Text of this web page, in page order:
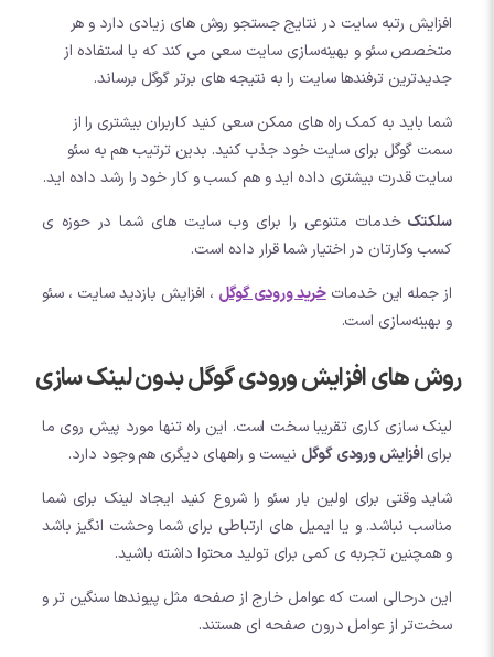
افزایش رتبه سایت در نتایج جستجو روش های زیادی دارد و هر
متخصص سئو و بهینه‌سازی سایت سعی می کند که با استفاده از
جدیدترین ترفندها سایت را به نتیجه های برتر گوگل برساند.
شما باید به کمک راه های ممکن سعی کنید کاربران بیشتری را از
سمت گوگل برای سایت خود جذب کنید. بدین ترتیب هم به سئو
سایت قدرت بیشتری داده اید و هم کسب و کار خود را رشد داده اید.
سلکتکخدمات متنوعی را برای وب سایت های شما در حوزه ی
کسب وکارتان در اختیار شما قرار داده است.
از جمله این خدماتخرید ورودی گوگل ، افزایش بازدید سایت ، سئو
و بهینه‌سازی است.
روش های افزایش ورودی گوگل بدون لینک سازی
لینک سازی کاری تقریبا سخت است. این راه تنها مورد پیش روی ما
برایافزایش ورودی گوگل نیست و راههای دیگری هم وجود دارد.
شاید وقتی برای اولین بار سئو را شروع کنید ایجاد لینک برای شما
مناسب نباشد. و یا ایمیل های ارتباطی برای شما وحشت انگیز باشد
و همچنین تجربه ی کمی برای تولید محتوا داشته باشید.
این درحالی است که عوامل خارج از صفحه مثل پیوندها سنگین تر و
سخت‌تر از عوامل درون صفحه ای هستند.